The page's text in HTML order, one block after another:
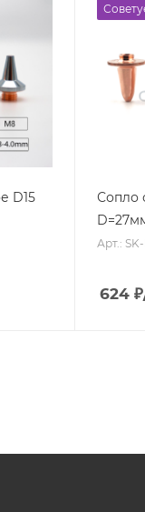
D15
Сопло
Арт.:
624₽